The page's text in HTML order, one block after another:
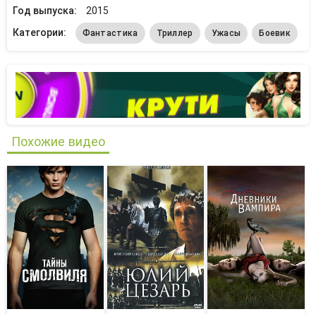
Год выпуска:
2015
Категории:
Фантастика Триллер Ужасы Боевик
Похожие видео